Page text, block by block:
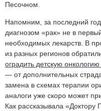
Песочном.
Напомним, за последний
диагнозом «рак» не в
необходимых лекарств. В
из разных регионов
оградить детскую
— от дополнительных
замена в схемах терапии
аналоги уже скоро может
Как рассказывала